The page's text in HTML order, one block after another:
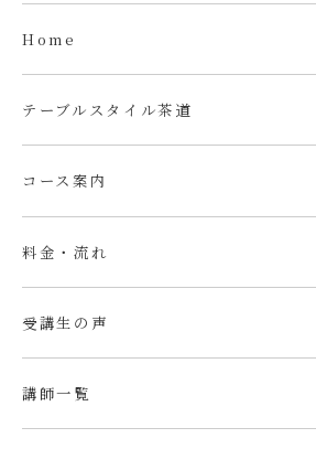
Home
テーブルスタイル茶道
コース案内
料金・流れ
受講生の声
講師一覧